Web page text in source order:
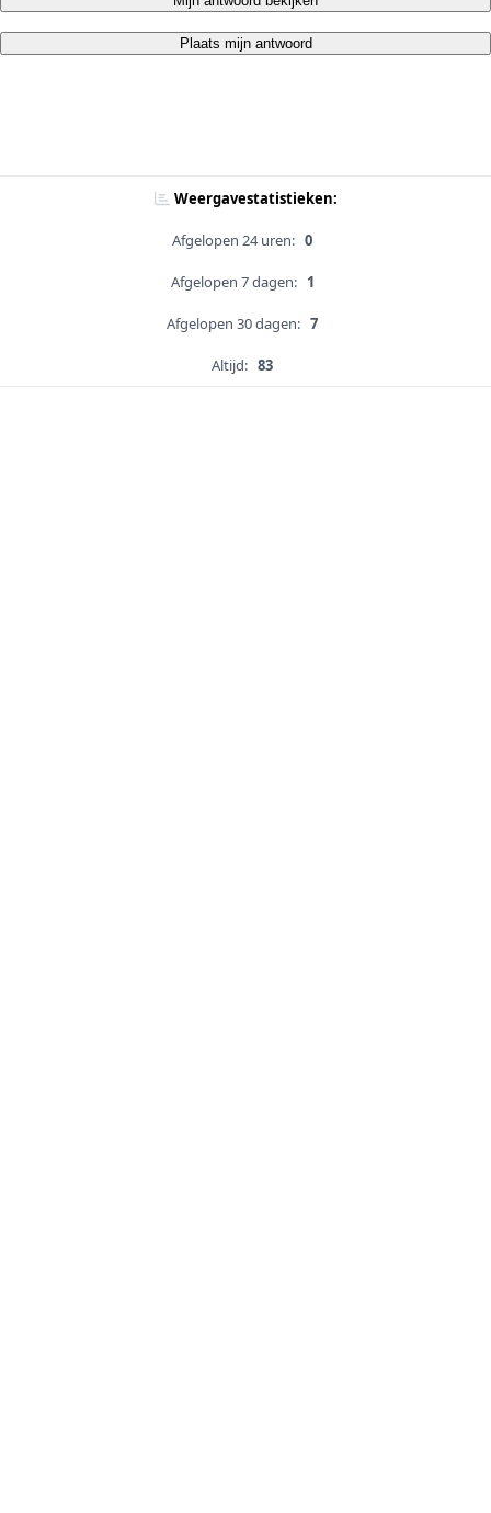
Plaats mijn antwoord
Weergavestatistieken:
Afgelopen 24 uren: 0
Afgelopen 7 dagen: 1
Afgelopen 30 dagen: 7
Altijd: 83